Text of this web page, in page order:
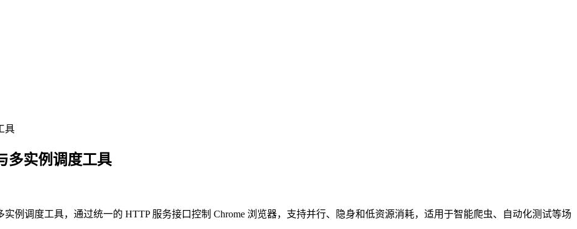
具
多实例调度工具
例调度工具，通过统一的 HTTP 服务接口控制 Chrome 浏览器，支持并行、隐身和低资源消耗，适用于智能爬虫、自动化测试等场